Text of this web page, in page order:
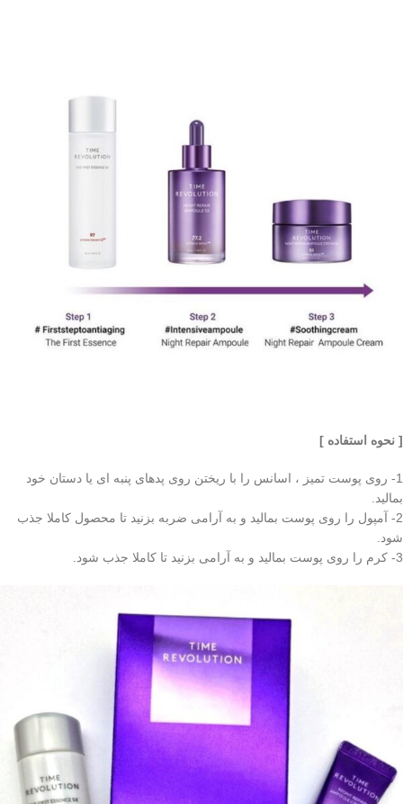
[ نحوه استفاده ]
1- روی پوست تمیز ، اسانس را با ریختن روی پدهای پنبه ای یا دستان خود
بمالید.
2- آمپول را روی پوست بمالید و به آرامی ضربه بزنید تا محصول کاملا جذب
شود.
3- کرم را روی پوست بمالید و به آرامی بزنید تا کاملا جذب شود.